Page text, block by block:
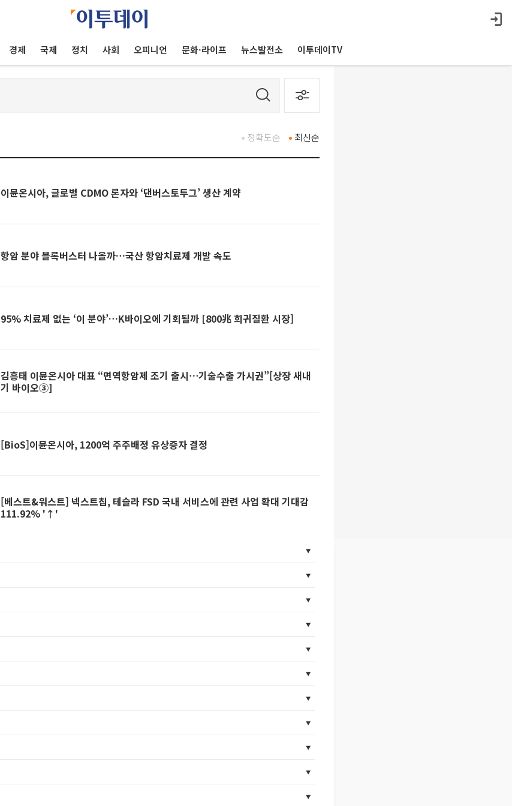
경제 국제 정치 사회 오피니언 문화·라이프 뉴스발전소 이투데이TV
최신순
정확도순
이뮨온시아, 글로벌 CDMO 론자와 ‘댄버스토투그’ 생산 계약
항암 분야 블록버스터 나올까…국산 항암치료제 개발 속도
95% 치료제 없는 ‘이 분야’…K바이오에 기회될까 [800兆 희귀질환 시장]
김흥태 이뮨온시아 대표 “면역항암제 조기 출시⋯기술수출 가시권”[상장 새내
기 바이오③]
[BioS]이뮨온시아, 1200억 주주배정 유상증자 결정
[베스트&워스트] 넥스트칩, 테슬라 FSD 국내 서비스에 관련 사업 확대 기대감
111.92% '↑'